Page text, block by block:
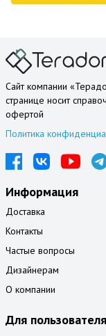
Сайт компании
странице носит
офертой
Политика
Информация
Доставка
Контакты
Частые вопросы
Дизайнерам
О компании
Для пользователя